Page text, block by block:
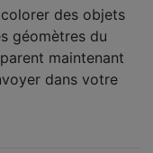
colorer des objets
géomètres du
maintenant
dans votre